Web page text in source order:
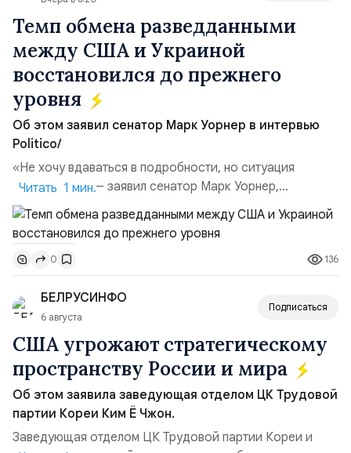
Темп обмена разведданными
между США и Украиной
восстановился до прежнего
уровня
Об этом заявил сенатор Марк Уорнер в интервью
Politico/
«Не хочу вдаваться в подробности, но ситуация
улучшилась», — заявил сенатор Марк Уорнер,
высокопоставленный член комитета по разведке,
добавив, что использование Украиной беспилотников и
ракет большой дальности позволило ей наносить
удары вглубь российской территории и укрепило её
позиции.Сотрудничество со стороны США стало
ключом к позитивному пов...
Читать 1 мин.
0 136
БЕЛРУСИНФО
6 августа
Подписаться
США угрожают стратегическому
пространству России и мира
Об этом заявила заведующая отделом ЦК Трудовой
партии Кореи Ким Ё Чжон.
Заведующая отделом ЦК Трудовой партии Кореи и